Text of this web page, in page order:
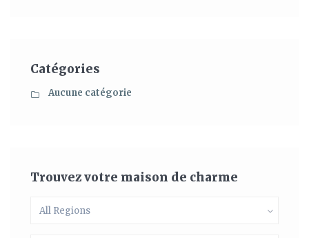
Catégories
Aucune catégorie
Trouvez votre maison de charme
All Regions